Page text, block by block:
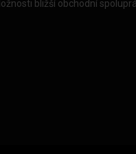
bližší obchodní